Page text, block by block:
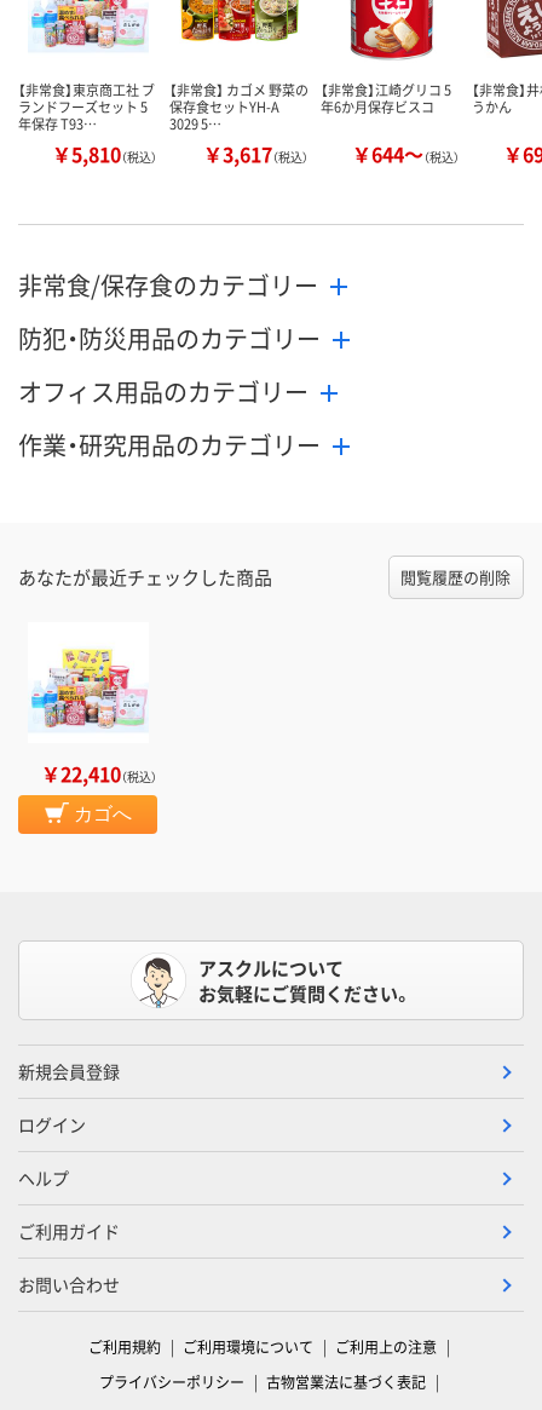
【非常食】東京商工社 ブ
ランドフーズセット 5
年保存 T93…
￥5,810（税込）
【非常食】 カゴメ 野菜の
保存食セットYH-A
3029 5…
￥3,617（税込）
【非常食】江崎グリコ 5
年6か月保存ビスコ
￥644～（税込）
【非常食】
うかん
￥
非常食/保存食のカテゴリー
防犯・防災用品のカテゴリー
オフィス用品のカテゴリー
作業・研究用品のカテゴリー
あなたが最近チェックした商品 閲覧履歴の削除
￥22,410（税込）
カゴへ
アスクルについて
お気軽にご質問ください。
新規会員登録
ログイン
ヘルプ
ご利用ガイド
お問い合わせ
ご利用規約 ご利用環境について
ご利用上の注意
プライバシーポリシー
古物営業法に基づく表記